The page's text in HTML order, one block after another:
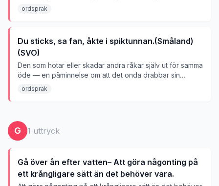
en blodsugare.
ordsprak
Du sticks, sa fan, åkte i spiktunnan.(Småland)
(SVO)
Den som hotar eller skadar andra råkar själv ut för samma
öde — en påminnelse om att det onda drabbar sin
upphovsman.
ordsprak
G 1 uttryck
Gå över ån efter vatten– Att göra någonting på
ett krångligare sätt än det behöver vara.